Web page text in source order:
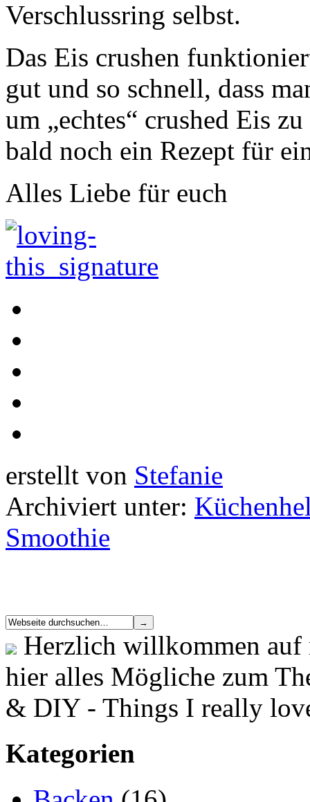
Verschlussring selbst.
Das Eis crushen
gut und so schnell, dass
um „echtes“ crushed Eis
bald noch ein Rezept für
Alles Liebe für euch
erstellt von Stefanie
Archiviert unter:
Smoothie
Herzlich willkommen auf
hier alles Mögliche zum
& DIY - Things I really
Kategorien